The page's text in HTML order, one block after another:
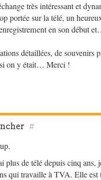
très intéressant et
portée sur la télé, un
en son début
détaillées, de souvenirs
on y était… Merci !
#
plus de télé depuis cinq ans,
qui travaille à TVA. Elle est